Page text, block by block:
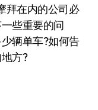
拜在内的公司必
些重要的问
辆单车?如何告
方?